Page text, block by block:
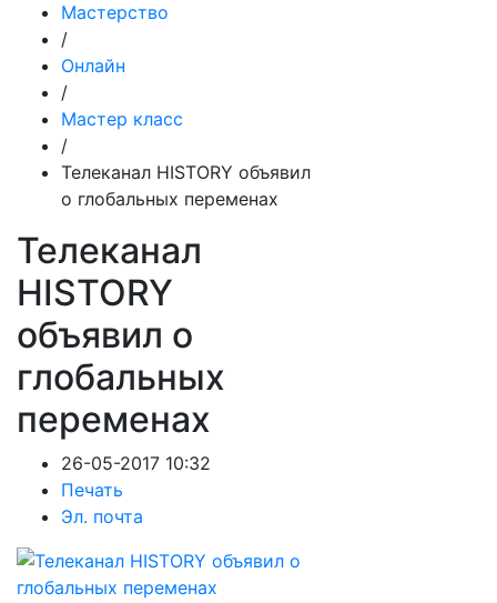
Мастерство
/
Онлайн
/
Мастер класс
/
Телеканал HISTORY объявил
о глобальных переменах
Телеканал
HISTORY
объявил о
глобальных
переменах
26-05-2017 10:32
Печать
Эл. почта